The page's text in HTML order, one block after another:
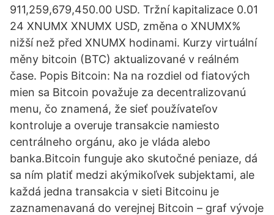
911,259,679,450.00 USD. Tržní kapitalizace 0.01
24 XNUMX XNUMX USD, změna o XNUMX%
nižší než před XNUMX hodinami. Kurzy virtuální
měny bitcoin (BTC) aktualizované v reálném
čase. Popis Bitcoin: Na na rozdiel od fiatových
mien sa Bitcoin považuje za decentralizovanú
menu, čo znamená, že sieť používateľov
kontroluje a overuje transakcie namiesto
centrálneho orgánu, ako je vláda alebo
banka.Bitcoin funguje ako skutočné peniaze, dá
sa ním platiť medzi akýmikoľvek subjektami, ale
každá jedna transakcia v sieti Bitcoinu je
zaznamenavaná do verejnej Bitcoin – graf vývoje